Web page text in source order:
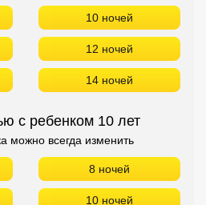
10 ночей
12 ночей
14 ночей
с ребенком 10 лет
можно всегда изменить
8 ночей
10 ночей